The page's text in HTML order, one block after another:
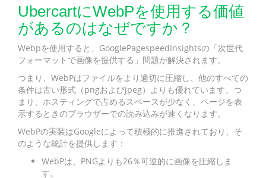
UbercartにWebPを使用する価値
があるのはなぜですか？
Webpを使用すると、GooglePagespeedInsightsの「次世代
フォーマットで画像を提供する」問題が解決されます。
つまり、WebPはファイルをより適切に圧縮し、他のすべての
条件は古い形式（pngおよびjpeg）よりも優れています。つ
まり、ホスティングで占めるスペースが少なく、ページを表
示するときのブラウザーでの読み込みが速くなります。
WebPの実装はGoogleによって積極的に推進されており、そ
のような統計を提供します：
WebPは、PNGよりも26％可逆的に画像を圧縮しま
す。